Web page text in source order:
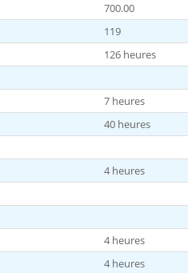
700.00
119
126 heures
7 heures
40 heures
4 heures
4 heures
4 heures